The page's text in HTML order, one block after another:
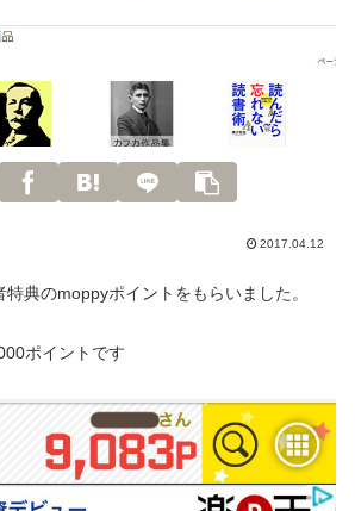
2017.04.12
典のmoppyポイントをもらいました。
ポイントです